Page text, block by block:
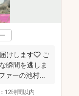
けします🧡 ご
瞬間を逃しま
ァーの池村
12時間以内